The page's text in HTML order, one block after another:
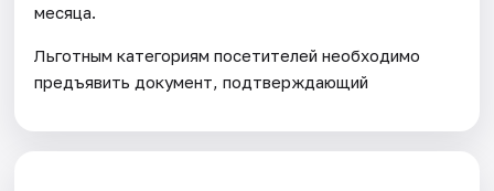
месяца.
Льготным категориям посетителей необходимо
предъявить документ, подтверждающий